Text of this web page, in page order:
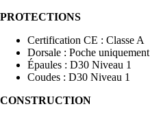
PROTECTIONS
Certification CE : Classe A
Dorsale : Poche uniquement
Épaules : D30 Niveau 1
Coudes : D30 Niveau 1
CONSTRUCTION